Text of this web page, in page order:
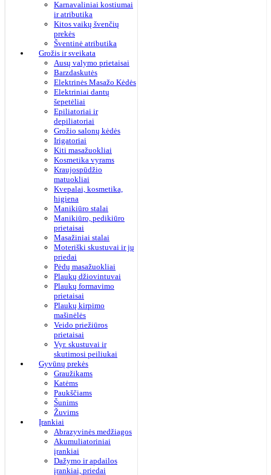
Karnavaliniai kostiumai
ir atributika
Kitos vaikų švenčių
prekės
Šventinė atributika
Grožis ir sveikata
Ausų valymo prietaisai
Barzdaskutės
Elektrinės Masažo Kėdės
Elektriniai dantų
šepetėliai
Epiliatoriai ir
depiliatoriai
Grožio salonų kėdės
Irigatoriai
Kiti masažuokliai
Kosmetika vyrams
Kraujospūdžio
matuokliai
Kvepalai, kosmetika,
higiena
Manikiūro stalai
Manikiūro, pedikiūro
prietaisai
Masažiniai stalai
Moteriški skustuvai ir jų
priedai
Pėdų masažuokliai
Plaukų džiovintuvai
Plaukų formavimo
prietaisai
Plaukų kirpimo
mašinėlės
Veido priežiūros
prietaisai
Vyr. skustuvai ir
skutimosi peiliukai
Gyvūnų prekės
Graužikams
Katėms
Paukščiams
Šunims
Žuvims
Įrankiai
Abrazyvinės medžiagos
Akumuliatoriniai
įrankiai
Dažymo ir apdailos
įrankiai, priedai